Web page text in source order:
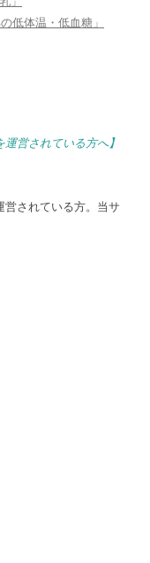
低体温・低血糖」
営されている方へ】
されている方。当サ